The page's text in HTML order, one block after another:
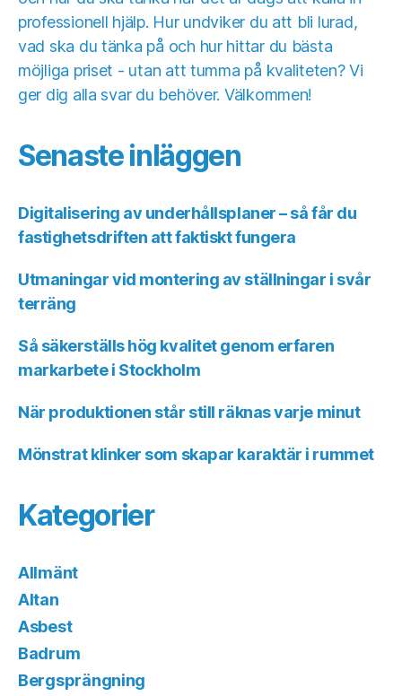
professionell hjälp. Hur undviker du att bli lurad,
vad ska du tänka på och hur hittar du bästa
möjliga priset - utan att tumma på kvaliteten? Vi
ger dig alla svar du behöver. Välkommen!
Senaste inläggen
Digitalisering av underhållsplaner – så får du
fastighetsdriften att faktiskt fungera
Utmaningar vid montering av ställningar i svår
terräng
Så säkerställs hög kvalitet genom erfaren
markarbete i Stockholm
När produktionen står still räknas varje minut
Mönstrat klinker som skapar karaktär i rummet
Kategorier
Allmänt
Altan
Asbest
Badrum
Bergsprängning